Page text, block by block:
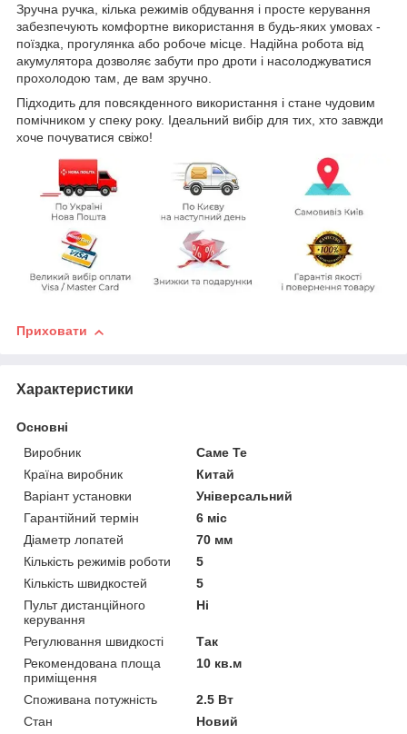
Зручна ручка, кілька режимів обдування і просте керування
забезпечують комфортне використання в будь-яких умовах -
поїздка, прогулянка або робоче місце. Надійна робота від
акумулятора дозволяє забути про дроти і насолоджуватися
прохолодою там, де вам зручно.
Підходить для повсякденного використання і стане чудовим
помічником у спеку року. Ідеальний вибір для тих, хто завжди
хоче почуватися свіжо!
Приховати
Характеристики
Основні
Виробник
Саме Те
Країна виробник
Китай
Варіант установки
Універсальний
Гарантійний термін
6 міс
Діаметр лопатей
70 мм
Кількість режимів роботи
5
Кількість швидкостей
5
Пульт дистанційного
керування
Ні
Регулювання швидкості
Так
Рекомендована площа
приміщення
10 кв.м
Споживана потужність
2.5 Вт
Стан
Новий